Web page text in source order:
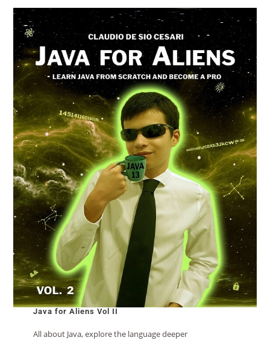
Java for Aliens Vol II
All about Java, explore the language deeper